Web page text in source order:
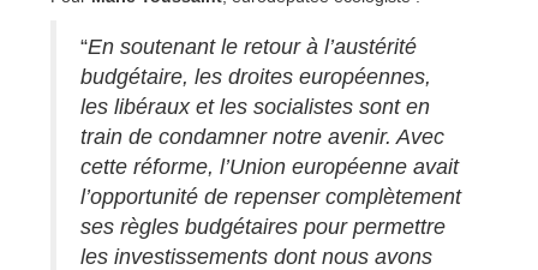
“En soutenant le retour à l’austérité
budgétaire, les droites européennes,
les libéraux et les socialistes sont en
train de condamner notre avenir. Avec
cette réforme, l’Union européenne avait
l’opportunité de repenser complètement
ses règles budgétaires pour permettre
les investissements dont nous avons